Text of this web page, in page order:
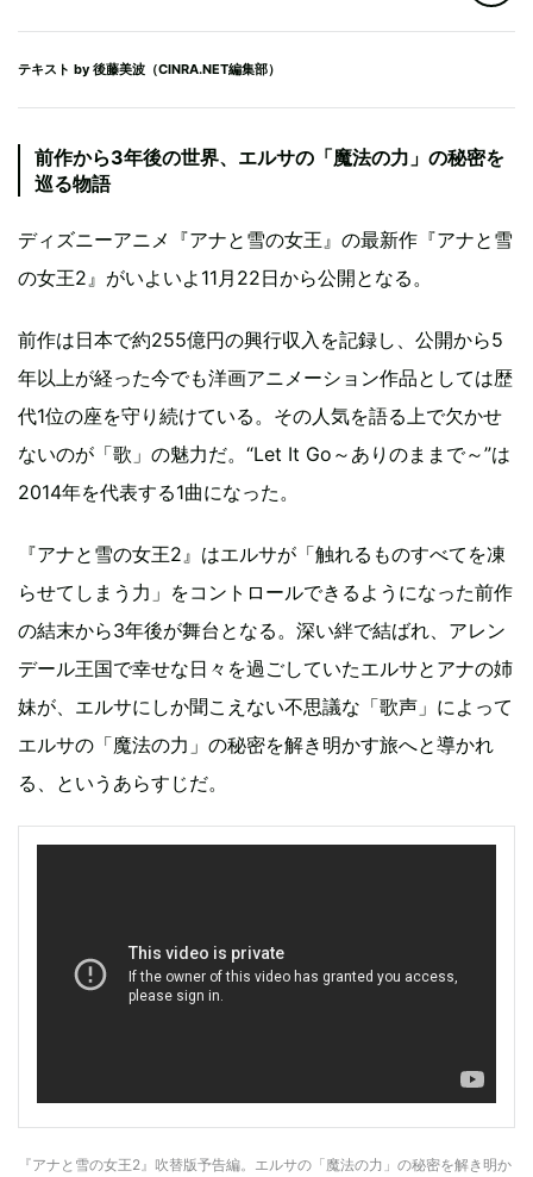
テキスト by 後藤美波（CINRA.NET編集部）
前作から3年後の世界、エルサの「魔法の力」の秘密を
巡る物語
ディズニーアニメ『アナと雪の女王』の最新作『アナと雪
の女王2』がいよいよ11月22日から公開となる。
前作は日本で約255億円の興行収入を記録し、公開から5
年以上が経った今でも洋画アニメーション作品としては歴
代1位の座を守り続けている。その人気を語る上で欠かせ
ないのが「歌」の魅力だ。“Let It Go～ありのままで～”は
2014年を代表する1曲になった。
『アナと雪の女王2』はエルサが「触れるものすべてを凍
らせてしまう力」をコントロールできるようになった前作
の結末から3年後が舞台となる。深い絆で結ばれ、アレン
デール王国で幸せな日々を過ごしていたエルサとアナの姉
妹が、エルサにしか聞こえない不思議な「歌声」によって
エルサの「魔法の力」の秘密を解き明かす旅へと導かれ
る、というあらすじだ。
『アナと雪の女王2』吹替版予告編。エルサの「魔法の力」の秘密を解き明か